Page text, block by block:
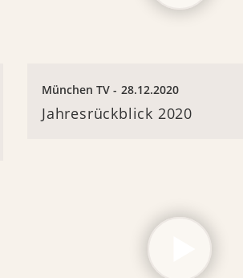
München TV 28.12.2020
Jahresrückblick 2020